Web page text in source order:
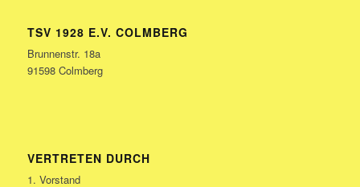
TSV 1928 E.V. COLMBERG
Brunnenstr. 18a
91598 Colmberg
VERTRETEN DURCH
1. Vorstand